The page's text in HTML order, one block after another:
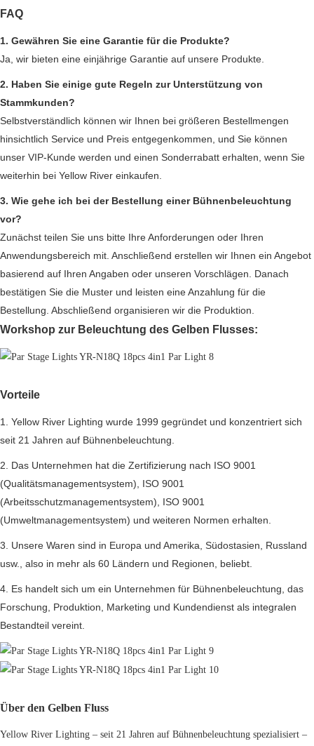
FAQ
1. Gewähren Sie eine Garantie für die Produkte?
Ja, wir bieten eine einjährige Garantie auf unsere Produkte.
2. Haben Sie einige gute Regeln zur Unterstützung von
Stammkunden?
Selbstverständlich können wir Ihnen bei größeren Bestellmengen
hinsichtlich Service und Preis entgegenkommen, und Sie können
unser VIP-Kunde werden und einen Sonderrabatt erhalten, wenn Sie
weiterhin bei Yellow River einkaufen.
3. Wie gehe ich bei der Bestellung einer Bühnenbeleuchtung
vor?
Zunächst teilen Sie uns bitte Ihre Anforderungen oder Ihren
Anwendungsbereich mit. Anschließend erstellen wir Ihnen ein Angebot
basierend auf Ihren Angaben oder unseren Vorschlägen. Danach
bestätigen Sie die Muster und leisten eine Anzahlung für die
Bestellung. Abschließend organisieren wir die Produktion.
Workshop zur Beleuchtung des Gelben Flusses:
Vorteile
1. Yellow River Lighting wurde 1999 gegründet und konzentriert sich
seit 21 Jahren auf Bühnenbeleuchtung.
2. Das Unternehmen hat die Zertifizierung nach ISO 9001
(Qualitätsmanagementsystem), ISO 9001
(Arbeitsschutzmanagementsystem), ISO 9001
(Umweltmanagementsystem) und weiteren Normen erhalten.
3. Unsere Waren sind in Europa und Amerika, Südostasien, Russland
usw., also in mehr als 60 Ländern und Regionen, beliebt.
4. Es handelt sich um ein Unternehmen für Bühnenbeleuchtung, das
Forschung, Produktion, Marketing und Kundendienst als integralen
Bestandteil vereint.
Über den Gelben Fluss
Yellow River Lighting – seit 21 Jahren auf Bühnenbeleuchtung spezialisiert –